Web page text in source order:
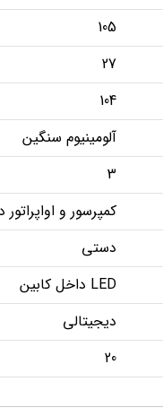
105
27
104
آلومینیوم سنگین
3
کمپرسور و
دستی
LED داخل کابین
دیجیتالی
20